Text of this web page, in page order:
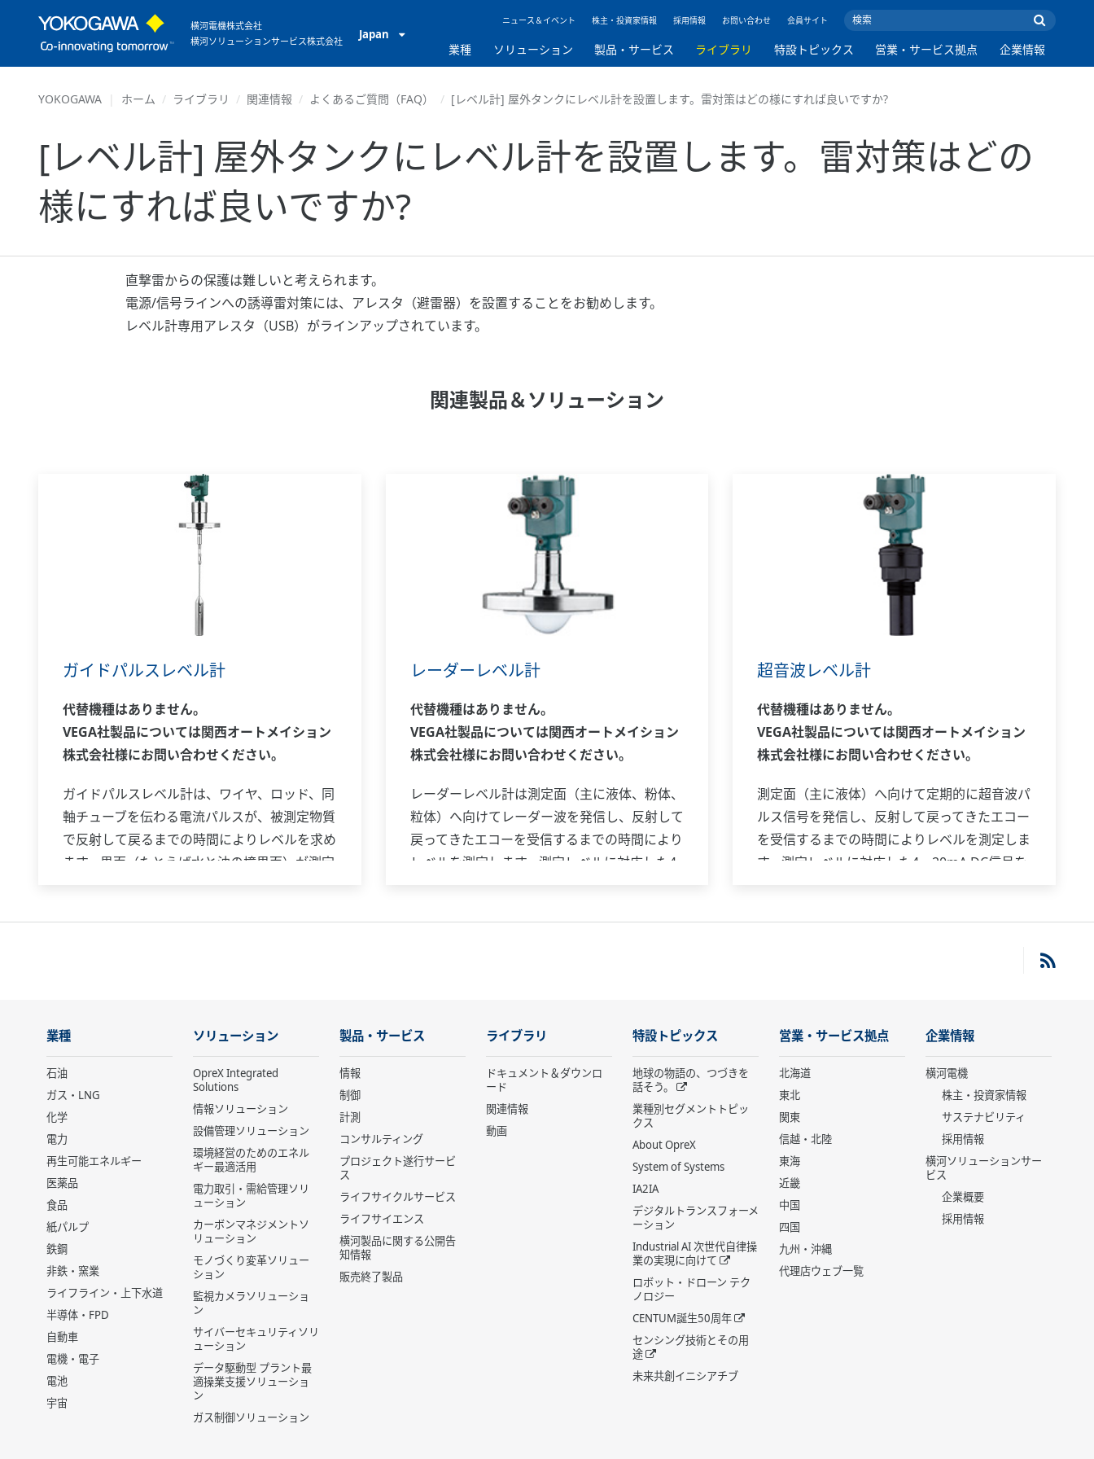
横河電機株式会社
横河ソリューションサービス株式会社
Japan
ニュース＆イベント 株主・投資家情報 採用情報 お問い合わせ 会員サイト
業種 ソリューション 製品・サービス ライブラリ 特設トピックス 営業・サービス拠点 企業情報
YOKOGAWA ホーム ライブラリ 関連情報 よくあるご質問（FAQ） [レベル計] 屋外タンクにレベル計を設置します。雷対策はどの様にすれば良いですか?
[レベル計] 屋外タンクにレベル計を設置します。雷対策はどの
様にすれば良いですか?
直撃雷からの保護は難しいと考えられます。
電源/信号ラインへの誘導雷対策には、アレスタ（避雷器）を設置することをお勧めします。
レベル計専用アレスタ（USB）がラインアップされています。
関連製品＆ソリューション
ガイドパルスレベル計
代替機種はありません。
VEGA社製品については関西オートメイション
株式会社様にお問い合わせください。
ガイドパルスレベル計は、ワイヤ、ロッド、同
軸チューブを伝わる電流パルスが、被測定物質
で反射して戻るまでの時間によりレベルを求め
ます。界面（たとえば水と油の境界面）が測定
アプリケーションに対応します。
レーダーレベル計
代替機種はありません。
VEGA社製品については関西オートメイション
株式会社様にお問い合わせください。
レーダーレベル計は測定面（主に液体、粉体、
粒体）へ向けてレーダー波を発信し、反射して
戻ってきたエコーを受信するまでの時間により
レベルを測定します。測定レベルに対応した4
す。
超音波レベル計
代替機種はありません。
VEGA社製品については関西オートメイション
株式会社様にお問い合わせください。
測定面（主に液体）へ向けて定期的に超音波パ
ルス信号を発信し、反射して戻ってきたエコー
を受信するまでの時間によりレベルを測定しま
す。測定レベルに対応した4～20mA DC信号を
業種
石油
ガス・LNG
化学
電力
再生可能エネルギー
医薬品
食品
紙パルプ
鉄鋼
非鉄・窯業
ライフライン・上下水道
半導体・FPD
自動車
電機・電子
電池
宇宙
ソリューション
OpreX Integrated
Solutions
情報ソリューション
設備管理ソリューション
環境経営のためのエネル
ギー最適活用
電力取引・需給管理ソリ
ューション
カーボンマネジメントソ
リューション
モノづくり変革ソリュー
ション
監視カメラソリューショ
ン
サイバーセキュリティソリ
ューション
データ駆動型 プラント最
適操業支援ソリューショ
ン
ガス制御ソリューション
製品・サービス
情報
制御
計測
コンサルティング
プロジェクト遂行サービ
ス
ライフサイクルサービス
ライフサイエンス
横河製品に関する公開告
知情報
販売終了製品
ライブラリ
ドキュメント＆ダウンロ
ード
関連情報
動画
特設トピックス
地球の物語の、つづきを
話そう。
業種別セグメントトピッ
クス
About OpreX
System of Systems
IA2IA
デジタルトランスフォーメ
ーション
Industrial AI 次世代自律操
業の実現に向けて
ロボット・ドローン テク
ノロジー
CENTUM誕生50周年
センシング技術とその用
途
未来共創イニシアチブ
営業・サービス拠点
北海道
東北
関東
信越・北陸
東海
近畿
中国
四国
九州・沖縄
代理店ウェブ一覧
企業情報
横河電機
株主・投資家情報
サステナビリティ
採用情報
横河ソリューションサー
ビス
企業概要
採用情報